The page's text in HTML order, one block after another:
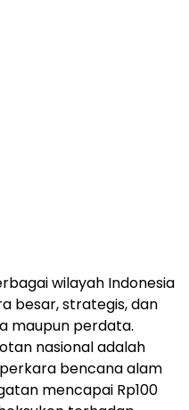
wilayah Indonesia
besar, strategis, dan
maupun perdata.
nasional adalah
bencana alam
mencapai Rp100